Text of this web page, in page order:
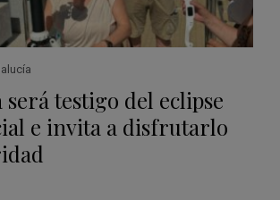
testigo del eclipse
e invita a disfrutarlo